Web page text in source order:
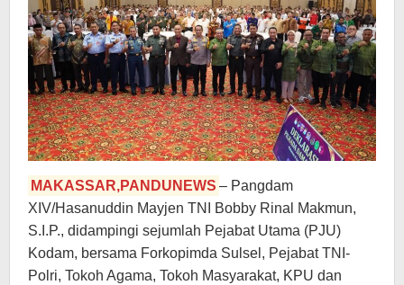
MAKASSAR,PANDUNEWS – Pangdam
XIV/Hasanuddin Mayjen TNI Bobby Rinal Makmun,
S.I.P., didampingi sejumlah Pejabat Utama (PJU)
Kodam, bersama Forkopimda Sulsel, Pejabat TNI-
Polri, Tokoh Agama, Tokoh Masyarakat, KPU dan